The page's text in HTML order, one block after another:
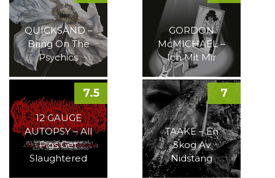
QUICKSAND –
Bring On The
Psychics
GORDON
McMICHAEL –
Ich Mit Mir
12 GAUGE
AUTOPSY – All
Pigs Get
Slaughtered
7.5
TAAKE – En
Skog Av
Nidstang
7